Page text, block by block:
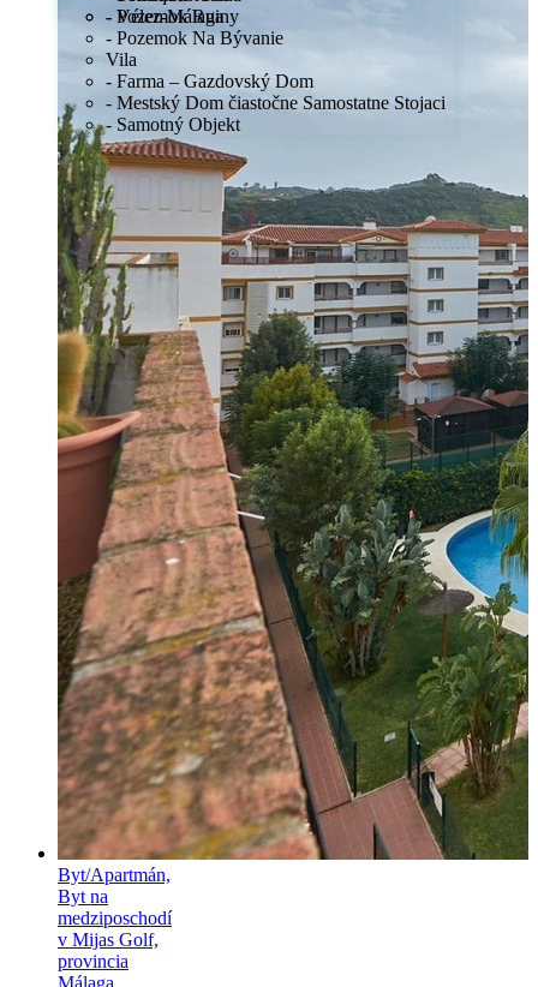
Mimo trhu
- Pozemok Ruiny
- Pozemok Na Bývanie
Vila
- Farma – Gazdovský Dom
- Mestský Dom čiastočne Samostatne Stojaci
- Samotný Objekt
- Vélez-Málaga
Byt/Apartmán,
Byt na
medziposchodí
v Mijas Golf,
provincia
Málaga